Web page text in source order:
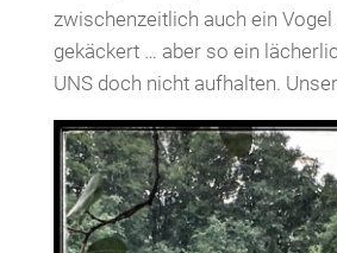
zwischenzeitlich auch ein
gekäckert … aber so ein
UNS doch nicht aufhalten.